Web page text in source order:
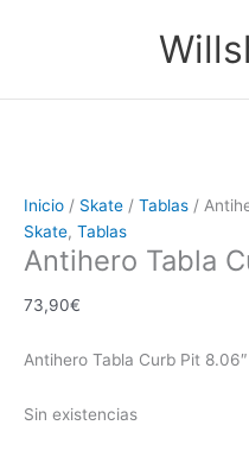
Inicio / Skate / Tablas /
Skate, Tablas
Antihero Tabla
73,90€
Antihero Tabla Curb Pit 8.06″
Sin existencias